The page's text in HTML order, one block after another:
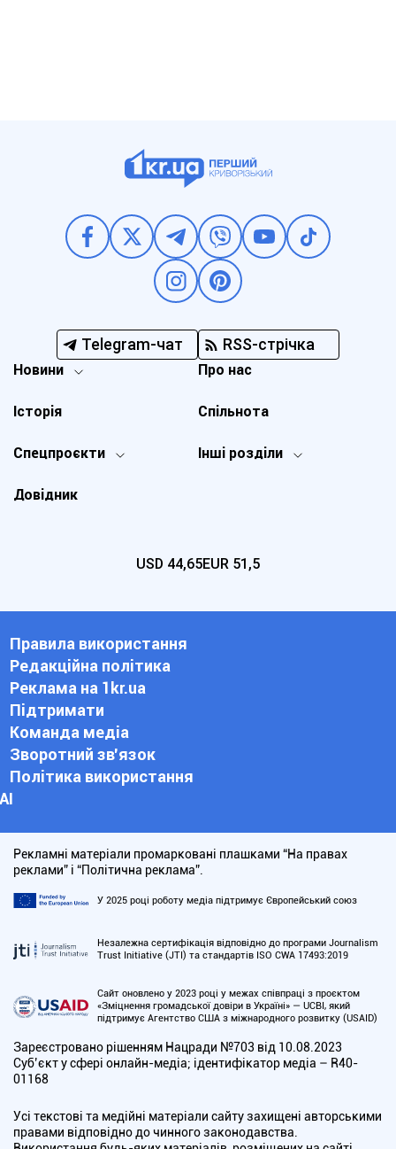
Telegram-чат RSS-стрічка
Новини
Спецпроєкти Інші розділи
Історія
Про нас
Довідник
Спільнота
USD 44,65EUR 51,5
Правила використання
Редакційна політика
Реклама на 1kr.ua
Підтримати
Команда медіа
Зворотний зв'язок
Політика використання
АІ
Рекламні матеріали промарковані плашками “На правах
реклами” і “Політична реклама”.
У 2025 році роботу медіа підтримує Європейський союз
Незалежна сертифікація відповідно до програми Journalism
Trust Initiative (JTI) та стандартів ISO CWA 17493:2019
Сайт оновлено у 2023 році у межах співпраці з проєктом
«Зміцнення громадської довіри в Україні» — UCBI, який
підтримує Агентство США з міжнародного розвитку (USAID)
Зареєстровано рішенням Нацради №703 від 10.08.2023
Cуб’єкт у сфері онлайн-медіа; ідентифікатор медіа – R40-
01168
Усі текстові та медійні матеріали сайту захищені авторськими
правами відповідно до чинного законодавства.